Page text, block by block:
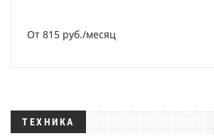
От 815 руб./месяц
ТЕХНИКА